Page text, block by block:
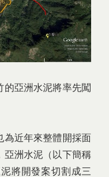
的亞洲水泥將率先闖
為近年來整體開採面
亞洲水泥（以下簡稱
將開發案切割成三